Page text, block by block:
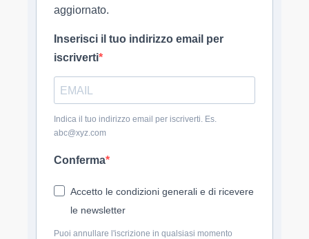
aggiornato.
Inserisci il tuo indirizzo email per
iscriverti
Indica il tuo indirizzo email per iscriverti. Es.
abc@xyz.com
Conferma
Accetto le condizioni generali e di ricevere
le newsletter
Puoi annullare l'iscrizione in qualsiasi momento